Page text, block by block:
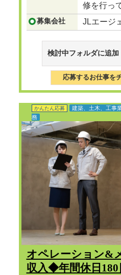
修を行っ
募集会社 JLエージ
検討中フォルダに追加
応募するお仕事を
かんたん応募
建築、土木、工事
務
オペレーション&
収入◆年間休日